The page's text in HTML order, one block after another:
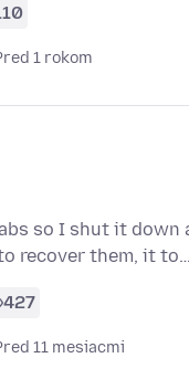
1 rokom
so I shut it
recover them, it to…
427
11 mesiacmi